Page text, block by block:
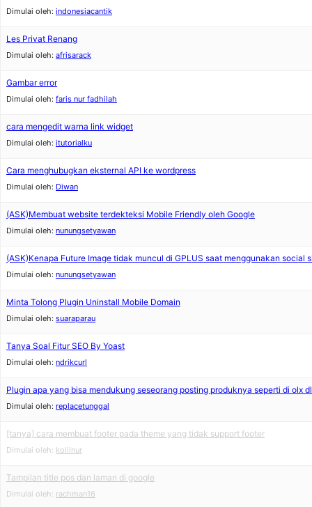
Dimulai oleh: indonesiacantik
Les Privat Renang
Dimulai oleh: afrisarack
Gambar error
Dimulai oleh: faris nur fadhilah
cara mengedit warna link widget
Dimulai oleh: itutorialku
Cara menghubugkan eksternal API ke wordpress
Dimulai oleh: Diwan
(ASK)Membuat website terdekteksi Mobile Friendly oleh Google
Dimulai oleh: nunungsetyawan
(ASK)Kenapa Future Image tidak muncul di GPLUS saat menggunakan social
Dimulai oleh: nunungsetyawan
Minta Tolong Plugin Uninstall Mobile Domain
Dimulai oleh: suaraparau
Tanya Soal Fitur SEO By Yoast
Dimulai oleh: ndrikcurl
Plugin apa yang bisa mendukung seseorang posting produknya seperti di olx
Dimulai oleh: replacetunggal
[tanya] cara membuat footer pada theme yang tidak support footer
Dimulai oleh: kolilnur
Tampilan title pos dan laman di google
Dimulai oleh: rachman16